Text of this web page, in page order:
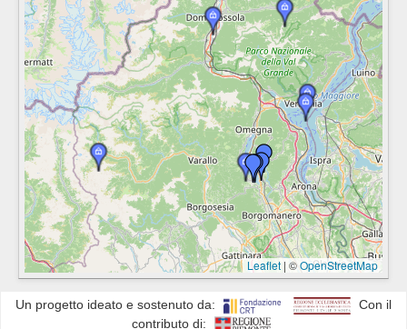
Leaflet | ©OpenStreetMap
Un progetto ideato e sostenuto da:
Con il
contributo di: